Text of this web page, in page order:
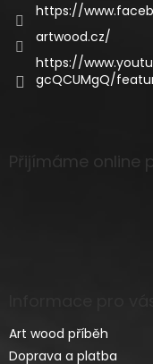
https://
artwood.cz/
https://
gcQCUMgQ/
Přijímáme online
Art wood příběh
Doprava a platba